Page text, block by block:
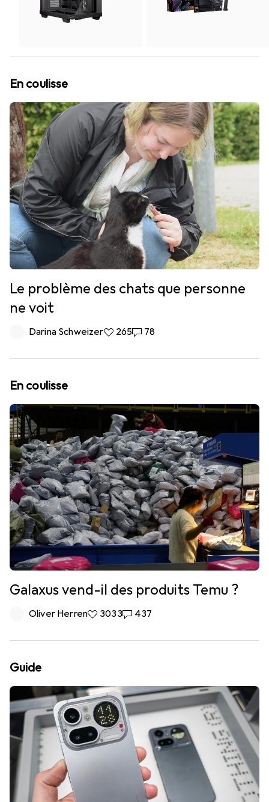
En coulisse
Le problème des chats que personne
ne voit
Darina Schweizer265 likes
26578 commentaires
78
En coulisse
Galaxus vend-il des produits Temu ?
Oliver Herren3 033 likes
3033437 commentaires
437
Guide